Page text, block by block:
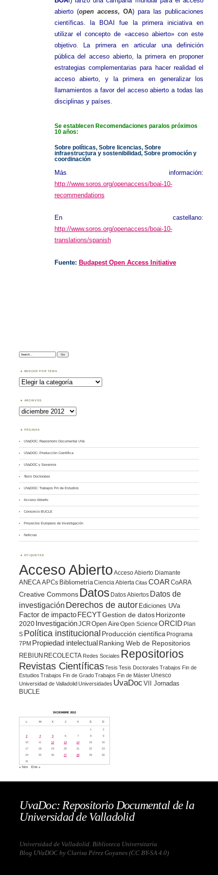
abierto (open access, OA) para las publicaciones
científicas. la BOAI fue la primera iniciativa en
utilizar el concepto de «acceso abierto» con este
objetivo. La primera en articular una definición
pública del acceso abierto, la primera en proponer
estrategias complementarias para hacer realidad el
acceso abierto, y la primera en generalizar los
llamamientos a favor del acceso abierto a todas las
disciplinas y países.
Se establecen Recomendaciones paralos próximos
10 años:
Sobre políticas, Sobre licencias, Sobre
infraestructura y sostenibilidad, Sobre promoción y
coordinación
Más información:
http://www.soros.org/openaccess/boai-10-
recommendations
En castellano:
http://www.soros.org/openaccess/boai-10-
translations/spanish
Fuente: Budapest Open Access Initiative
Search:
BUSCAR POR TEMA
Buscar
por
Tema
ARCHIVOS
Archivos
PÁGINAS
UVaDOC: Repositorio Documental UVa
UVaDOC: Producción Científica
UVaDOC y Sexenios
Tesis Doctorales
UVaDOC: Trabajos Fin de Estudios
Acceso Abierto
Consorcio BUCLE
Proyectos Europeos de Investigación
Noticias
ETIQUETAS
Acceso Abierto Acceso Abierto Diamante
ANECA APCs BibliometríaCiencia Abierta Citas COAR CoARA
Creative Commons Datos Datos Abiertos Datos de
investigación Derechos de autor Ediciones UVa
Factor de impactoFECYTGestion de datosHorizonte
2020InvestigaciónJCROpen AireOpen Science ORCID Plan
S Política institucional Producción científica Programa
7PM Propiedad intelectualRanking Web de Repositorios
REBIUN RECOLECTA Redes Sociales Repositorios
Revistas CientíficasTesis Tesis Doctorales Trabajos Fin de
Estudios Trabajos Fin de GradoTrabajos Fin de Máster Unesco
Universidad de ValladolidUniversidades UvaDoc VII Jornadas
BUCLE
DICIEMBRE 2012
L M X J V S D
1
2
3
4 5 6 7 8
9
10
11 12 13 14 15
16
17
18 19 20 21 22
23
24
25 26 27 28 29
30
31
« Nov Ene »
UvaDoc: Repositorio Documental de la
Universidad de Valladolid
Universidad de Valladolid. Biblioteca Universitaria
Blog UVaDOC by Clarisa Pérez Goyanes (CC BY-SA 4.0)